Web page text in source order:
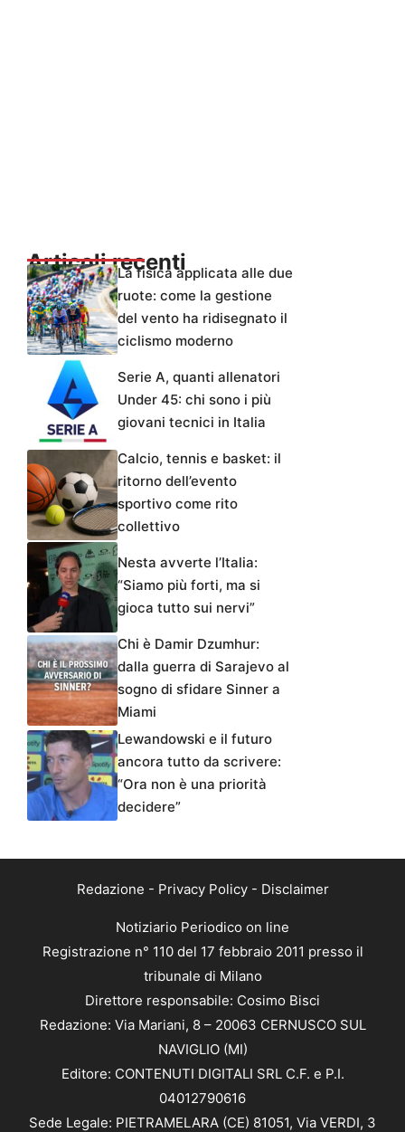
Articoli recentiLa fisica applicata alle due
ruote: come la gestione
del vento ha ridisegnato il
ciclismo moderno
Serie A, quanti allenatori
Under 45: chi sono i più
giovani tecnici in Italia
Calcio, tennis e basket: il
ritorno dell’evento
sportivo come rito
collettivo
Nesta avverte l’Italia:
“Siamo più forti, ma si
gioca tutto sui nervi”
Chi è Damir Dzumhur:
dalla guerra di Sarajevo al
sogno di sfidare Sinner a
Miami
Lewandowski e il futuro
ancora tutto da scrivere:
“Ora non è una priorità
decidere”
Redazione - Privacy Policy- Disclaimer
Notiziario Periodico on line
Registrazione n° 110 del 17 febbraio 2011 presso il
tribunale di Milano
Direttore responsabile: Cosimo Bisci
Redazione: Via Mariani, 8 – 20063 CERNUSCO SUL
NAVIGLIO (MI)
Editore: CONTENUTI DIGITALI SRL C.F. e P.I.
04012790616
Sede Legale: PIETRAMELARA (CE) 81051, Via VERDI, 3